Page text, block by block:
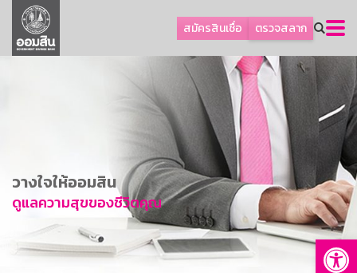
สมัครสินเชื่อ ตรวจสลาก
ลูกค้าธุรกิจ
ลูกค้าผู้ประกอบรายย่อย
การพัฒนาที่ยั่งยืน
ข่าวสาร
บริการทางการเงิน
อื่นๆ
วางใจให้ออมสิน
ดูแลความสุขของชีวิตคุณ